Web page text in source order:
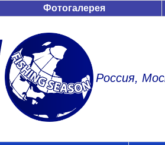
Фотогалерея
Россия,